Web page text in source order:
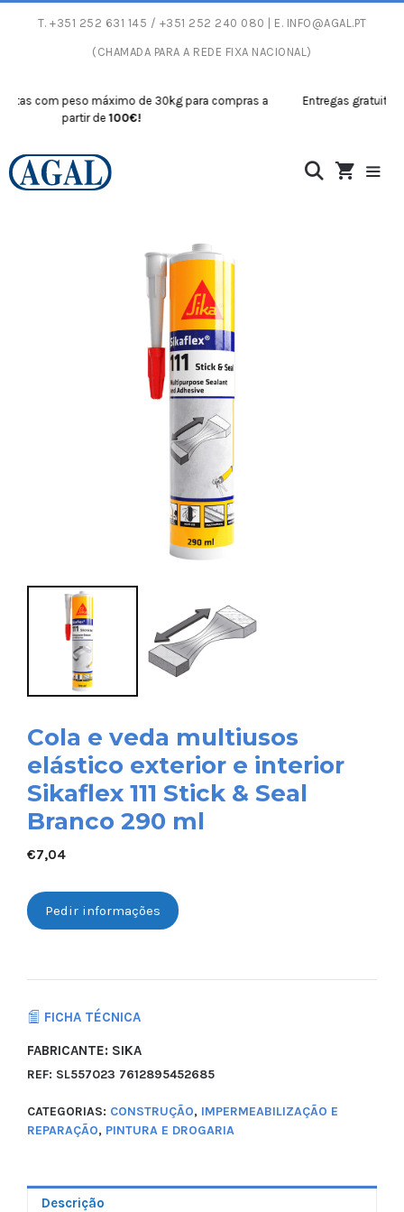
T. +351 252 631 145 / +351 252 240 080 | E. INFO@AGAL.PT
(CHAMADA PARA A REDE FIXA NACIONAL)
com peso máximo de 30kg para compras a
partir de100€!
Entregas gratuitas
Cola e veda multiusos
elástico exterior e interior
Sikaflex 111 Stick & Seal
Branco 290 ml
€7,04
Pedir informações
FICHA TÉCNICA
FABRICANTE: SIKA
REF: SL557023 7612895452685
CATEGORIAS: CONSTRUÇÃO, IMPERMEABILIZAÇÃO E
REPARAÇÃO, PINTURA E DROGARIA
Descrição